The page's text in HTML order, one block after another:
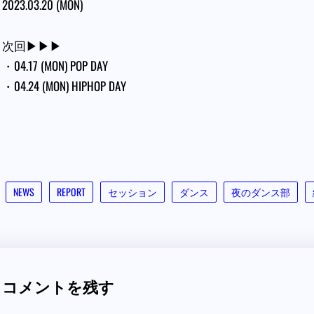
2023.03.20 (MON)
次回▶︎▶︎▶︎
・04.17 (MON) POP DAY
・04.24 (MON) HIPHOP DAY
NEWS REPORT セッション ダンス 夜のダンス部
コメントを残す